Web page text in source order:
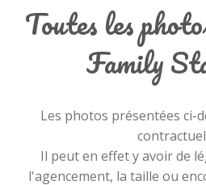
Toutes les
Family
Les photos présentées ci-
Il peut en effet y avoir de
l'agencement, la taille ou